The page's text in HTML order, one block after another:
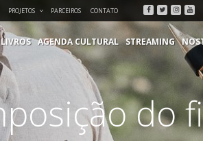
PROJETOS PARCEIROS CONTATO Facebook
Twitter
LIVROS AGENDA CULTURAL STREAMING
do